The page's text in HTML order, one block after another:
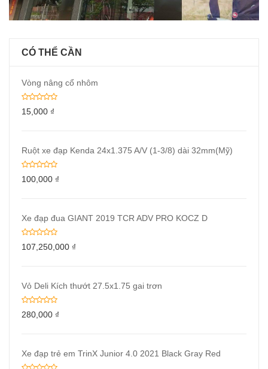
CÓ THỂ CẦN
Vòng nâng cổ nhôm
15,000 ₫
Ruột xe đạp Kenda 24x1.375 A/V (1-3/8) dài 32mm(Mỹ)
100,000 ₫
Xe đạp đua GIANT 2019 TCR ADV PRO KOCZ D
107,250,000 ₫
Vỏ Deli Kích thướt 27.5x1.75 gai trơn
280,000 ₫
Xe đạp trẻ em TrinX Junior 4.0 2021 Black Gray Red